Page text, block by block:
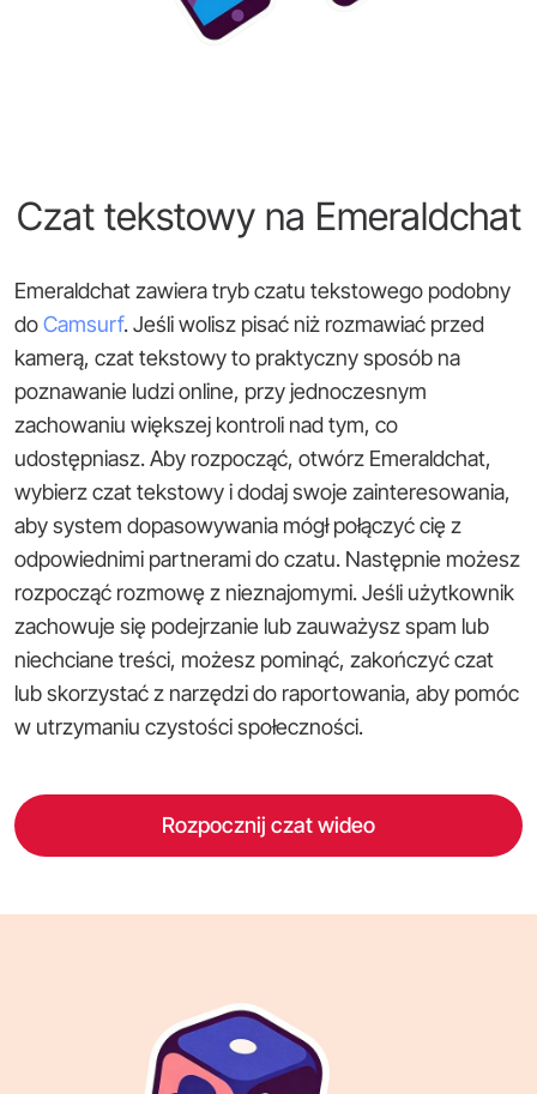
Czat tekstowy na Emeraldchat
Emeraldchat zawiera tryb czatu tekstowego podobny
doCamsurf. Jeśli wolisz pisać niż rozmawiać przed
kamerą, czat tekstowy to praktyczny sposób na
poznawanie ludzi online, przy jednoczesnym
zachowaniu większej kontroli nad tym, co
udostępniasz. Aby rozpocząć, otwórz Emeraldchat,
wybierz czat tekstowy i dodaj swoje zainteresowania,
aby system dopasowywania mógł połączyć cię z
odpowiednimi partnerami do czatu. Następnie możesz
rozpocząć rozmowę z nieznajomymi. Jeśli użytkownik
zachowuje się podejrzanie lub zauważysz spam lub
niechciane treści, możesz pominąć, zakończyć czat
lub skorzystać z narzędzi do raportowania, aby pomóc
w utrzymaniu czystości społeczności.
Rozpocznij czat wideo